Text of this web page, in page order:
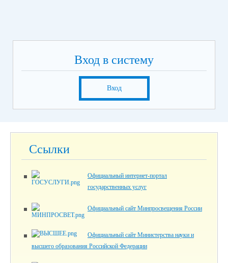
Вход в систему
Вход
Ссылки
Официальный интернет-портал
государственных услуг
Официальный сайт Минпросвещения России
Официальный сайт Министерства науки и
высшего образования Российской Федерации